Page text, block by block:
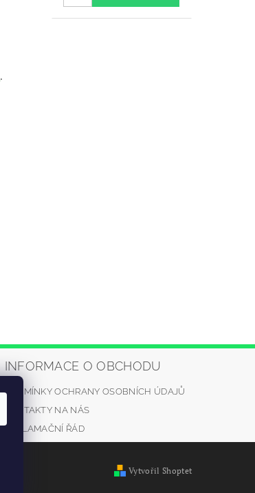
.
INFORMACE O OBCHODU
PODMÍNKY OCHRANY OSOBNÍCH ÚDAJŮ
KONTAKTY NA NÁS
REKLAMAČNÍ ŘÁD
Vytvořil Shoptet